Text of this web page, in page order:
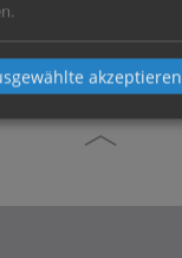
akzeptieren